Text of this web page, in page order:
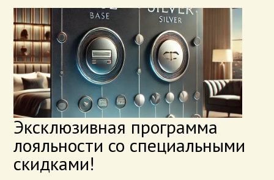
Эксклюзивная программа
лояльности со специальными
скидками!